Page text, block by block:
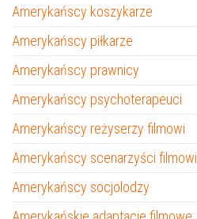
Amerykańscy koszykarze
Amerykańscy piłkarze
Amerykańscy prawnicy
Amerykańscy psychoterapeuci
Amerykańscy reżyserzy filmowi
Amerykańscy scenarzyści filmowi
Amerykańscy socjolodzy